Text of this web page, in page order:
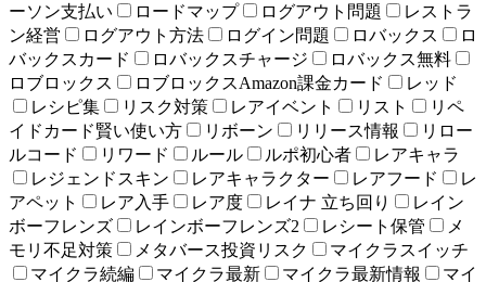
ーソン支払い
ロードマップ ログアウト問題
レストラ
ン経営
ログアウト方法 ログイン問題 ロバックス
ロ
バックスカード
ロバックスチャージ
ロバックス無料
ロブロックス
ロブロックスAmazon課金カード
レッド
レシピ集
リスク対策 レアイベント リスト
リペ
イドカード賢い使い方
リボーン リリース情報
リロー
ルコード
リワード ルール ルポ初心者
レアキャラ
レジェンドスキン
レアキャラクター レアフード
レ
アペット
レア入手 レア度 レイナ 立ち回り
レイン
ボーフレンズ
レインボーフレンズ2 レシート保管
メ
モリ不足対策
メタバース投資リスク
マイクラスイッチ
マイクラ続編
マイクラ最新 マイクラ最新情報
マイ